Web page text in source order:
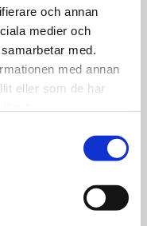
och annan
medier och
med.
med annan
eller som de har